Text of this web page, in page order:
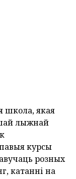
школа, якая
лыжнай
курсы
розных
катанні на